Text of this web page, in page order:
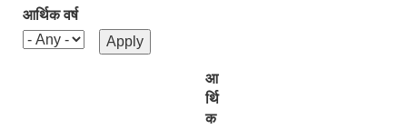
आर्थिक वर्ष
आ
र्थि
क